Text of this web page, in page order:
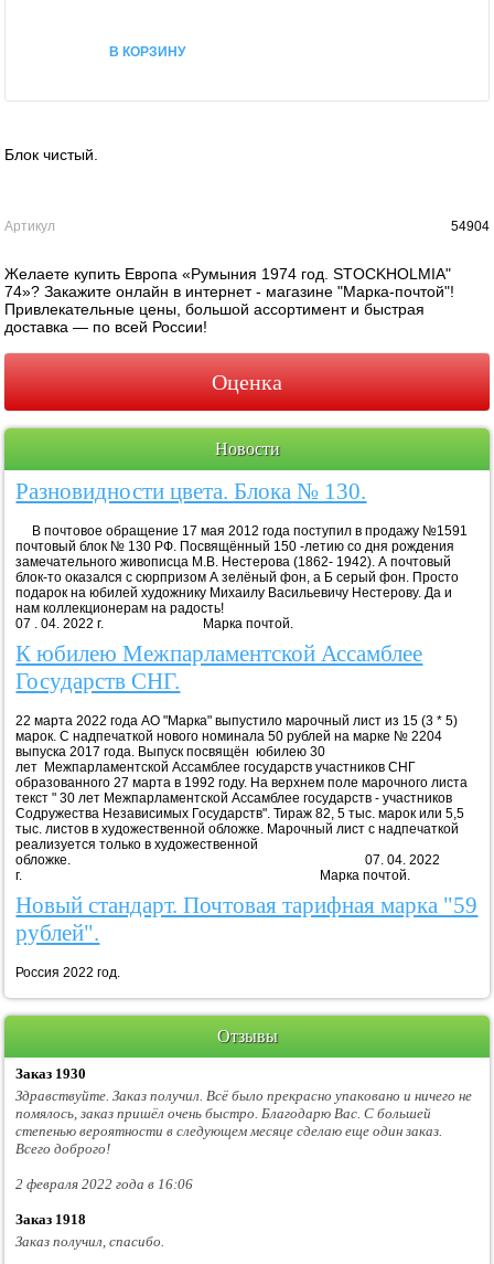
В КОРЗИНУ
Блок чистый.
Артикул 54904
Желаете купить Европа «Румыния 1974 год. STOCKHOLMIA"
74»? Закажите онлайн в интернет - магазине "Марка-почтой"!
Привлекательные цены, большой ассортимент и быстрая
доставка — по всей России!
Оценка
Новости
Разновидности цвета. Блока № 130.
В почтовое обращение 17 мая 2012 года поступил в продажу №1591
почтовый блок № 130 РФ. Посвящённый 150 -летию со дня рождения
замечательного живописца М.В. Нестерова (1862- 1942). А почтовый
блок-то оказался с сюрпризом А зелёный фон, а Б серый фон. Просто
подарок на юбилей художнику Михаилу Васильевичу Нестерову. Да и
нам коллекционерам на радость!
07 . 04. 2022 г. Марка почтой.
К юбилею Межпарламентской Ассамблее
Государств СНГ.
22 марта 2022 года АО "Марка" выпустило марочный лист из 15 (3 * 5)
марок. С надпечаткой нового номинала 50 рублей на марке № 2204
выпуска 2017 года. Выпуск посвящён юбилею 30
лет Межпарламентской Ассамблее государств участников СНГ
образованного 27 марта в 1992 году. На верхнем поле марочного листа
текст " 30 лет Межпарламентской Ассамблее государств - участников
Содружества Независимых Государств". Тираж 82, 5 тыс. марок или 5,5
тыс. листов в художественной обложке. Марочный лист с надпечаткой
реализуется только в художественной
обложке. 07. 04. 2022
г. Марка почтой.
Новый стандарт. Почтовая тарифная марка "59
рублей".
Россия 2022 год.
Отзывы
Заказ 1930
Здравствуйте. Заказ получил. Всё было прекрасно упаковано и ничего не
помялось, заказ пришёл очень быстро. Благодарю Вас. С большей
степенью вероятности в следующем месяце сделаю еще один заказ.
Всего доброго!
2 февраля 2022 года в 16:06
Заказ 1918
Заказ получил, спасибо.